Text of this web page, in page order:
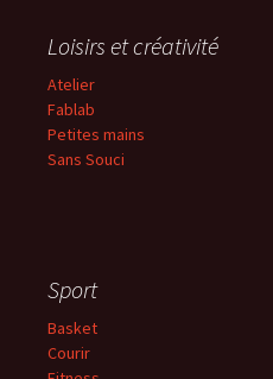
Loisirs et créativité
Atelier
Fablab
Petites mains
Sans Souci
Sport
Basket
Courir